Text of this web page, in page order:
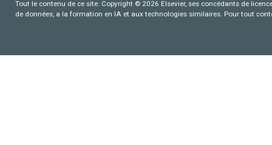
Tout le contenu de ce site: Copyright © 2026 Elsevier, ses concédants de
de données, a la formation en IA et aux technologies similaires. Pour tout